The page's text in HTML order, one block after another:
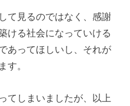
て見るのではなく、感謝
ける社会になっていける
あってほしいし、それが
す。
てしまいましたが、以上